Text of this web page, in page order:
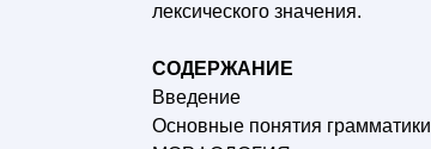
лексического значения.
СОДЕРЖАНИЕ
Введение
Основные понятия грамматики